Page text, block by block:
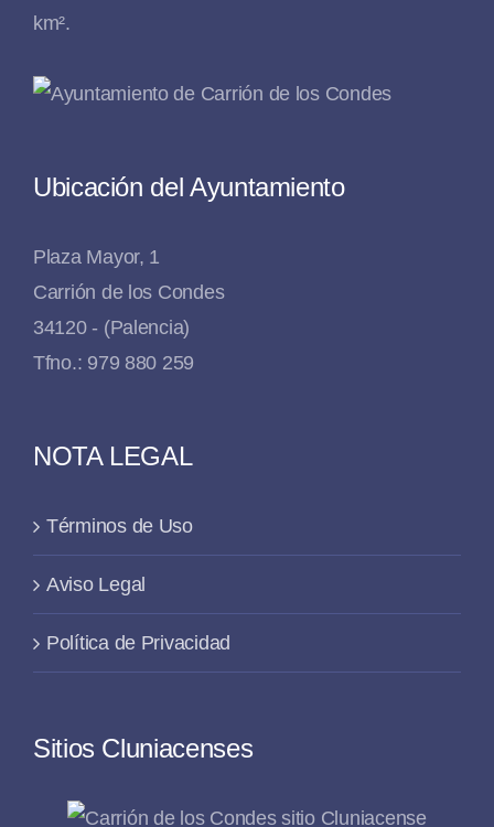
km².
Ubicación del Ayuntamiento
Plaza Mayor, 1
Carrión de los Condes
34120 - (Palencia)
Tfno.: 979 880 259
NOTA LEGAL
Términos de Uso
Aviso Legal
Política de Privacidad
Sitios Cluniacenses